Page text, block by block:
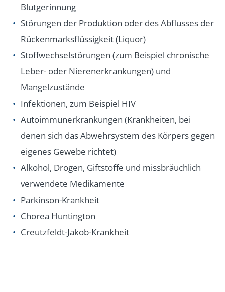
Blutgerinnung
Störungen der Produktion oder des Abflusses der
Rückenmarksflüssigkeit (Liquor)
Stoffwechselstörungen (zum Beispiel chronische
Leber- oder Nierenerkrankungen) und
Mangelzustände
Infektionen, zum Beispiel HIV
Autoimmunerkrankungen (Krankheiten, bei
denen sich das Abwehrsystem des Körpers gegen
eigenes Gewebe richtet)
Alkohol, Drogen, Giftstoffe und missbräuchlich
verwendete Medikamente
Parkinson-Krankheit
Chorea Huntington
Creutzfeldt-Jakob-Krankheit